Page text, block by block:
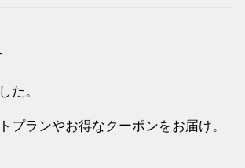
た。
プランやお得なクーポンをお届け。